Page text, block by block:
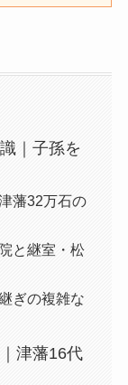
｜子孫を
藩32万石の
と継室・松
ぎの複雑な
津藩16代